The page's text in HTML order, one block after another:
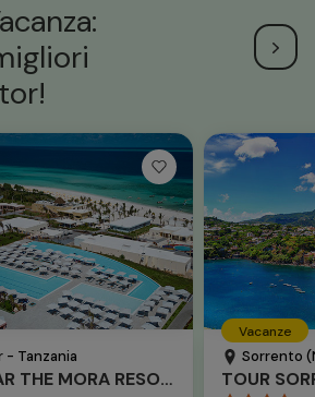
- Tanzania
VALTUR ZANZIBAR THE MORA RESORT
Vacanze
Sorrento
TOUR